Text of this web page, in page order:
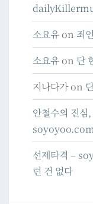
소요유on 죄
소요유on 단
지나다가on
안철수의 진심
선제타격 –
런 건 없다